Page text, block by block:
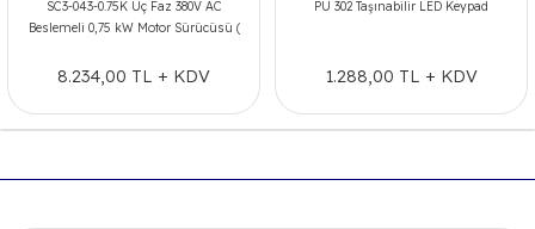
SC3-043-0.75K Üç Faz 380V AC
Beslemeli 0,75 kW Motor Sürücüsü (
8.234,00 TL + KDV
PU 302 Taşınabilir LED Keypad
1.288,00 TL + KDV